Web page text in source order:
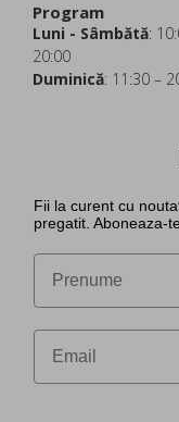
Program
Luni - Sâmbătă:
20:00
Duminică: 11:30 –
Fii la curent cu
pregatit. Aboneaza-